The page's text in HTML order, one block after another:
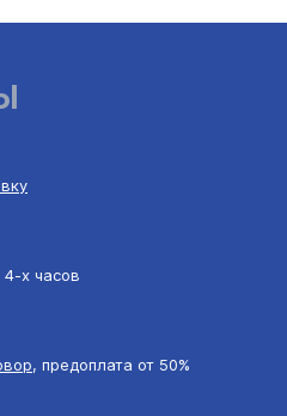
4-х часов
, предоплата от 50%